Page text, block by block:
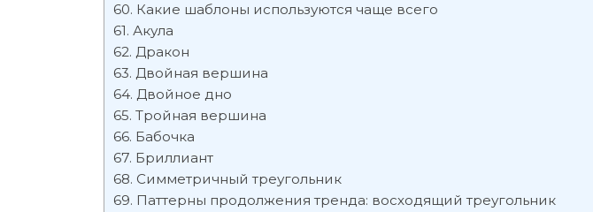
Какие шаблоны используются чаще всего
Акула
Дракон
Двойная вершина
Двойное дно
Тройная вершина
Бабочка
Бриллиант
Симметричный треугольник
Паттерны продолжения тренда: восходящий треугольник